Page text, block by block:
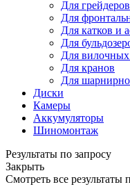
Для грейдеров
Для
Для катков и
Для
Для вилочных
Для кранов
Для
Диски
Камеры
Аккумуляторы
Шиномонтаж
Результаты по запросу
Закрыть
Смотреть все результаты